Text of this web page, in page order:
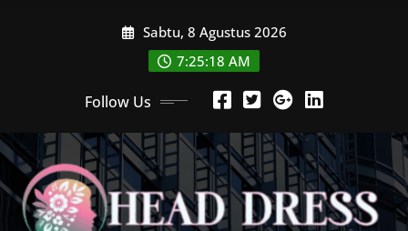
Sabtu, 8 Agustus 2026
7:25:18 AM
Follow Us